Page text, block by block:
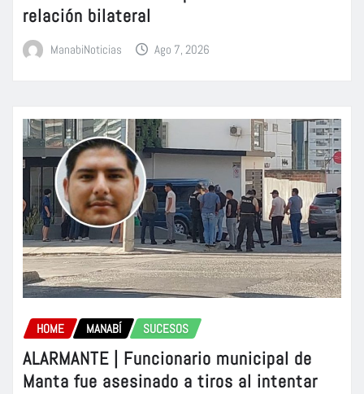
relación bilateral
ManabiNoticias Ago 7, 2026
HOME MANABÍ SUCESOS
ALARMANTE | Funcionario municipal de
Manta fue asesinado a tiros al intentar